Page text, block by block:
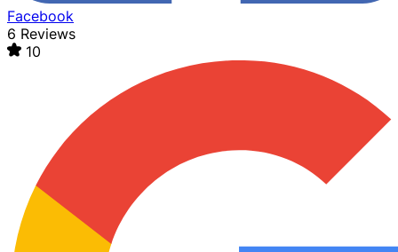
Facebook
6 Reviews
10